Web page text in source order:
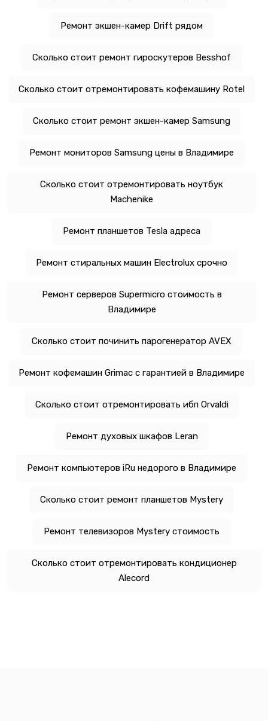
Ремонт экшен-камер Drift рядом
Сколько стоит ремонт гироскутеров Besshof
Сколько стоит отремонтировать кофемашину Rotel
Сколько стоит ремонт экшен-камер Samsung
Ремонт мониторов Samsung цены в Владимире
Сколько стоит отремонтировать ноутбук
Machenike
Ремонт планшетов Tesla адреса
Ремонт стиральных машин Electrolux срочно
Ремонт серверов Supermicro стоимость в
Владимире
Сколько стоит починить парогенератор AVEX
Ремонт кофемашин Grimac с гарантией в Владимире
Сколько стоит отремонтировать ибп Orvaldi
Ремонт духовых шкафов Leran
Ремонт компьютеров iRu недорого в Владимире
Сколько стоит ремонт планшетов Mystery
Ремонт телевизоров Mystery стоимость
Сколько стоит отремонтировать кондиционер
Alecord